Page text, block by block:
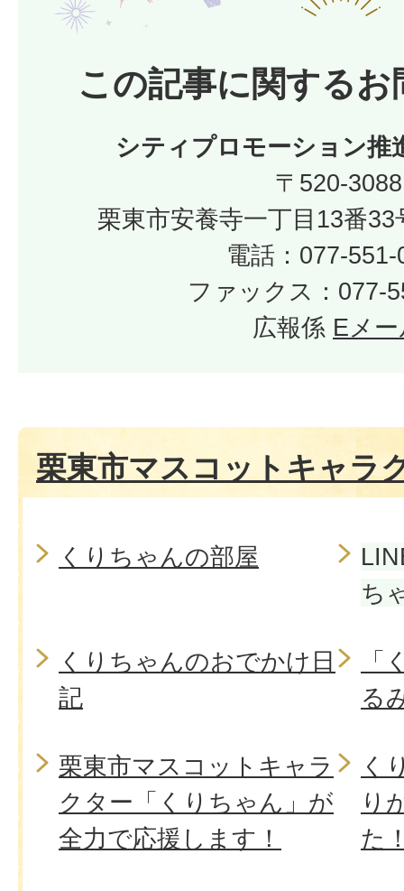
この記事に関するお
シティプロモーション推
〒520-3088
栗東市安養寺一丁目13番
電話：077-551-
ファックス：077-
広報係 Eメ
栗東市マスコットキャラ
くりちゃんの部屋
ち
くりちゃんのおでかけ日
記
「
る
栗東市マスコットキャラ
クター「くりちゃん」が
全力で応援します！
く
り
た